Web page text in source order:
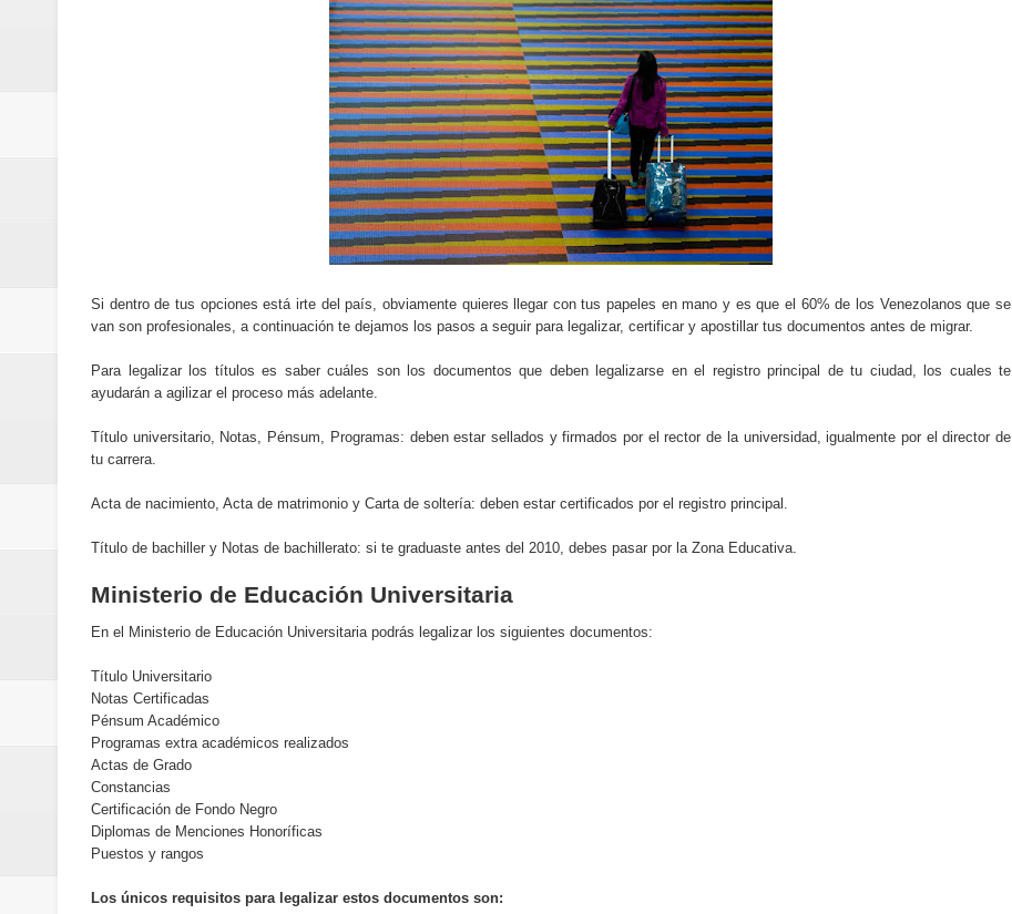
Cómo la tecnología está cambiando el consumo de noticias en internet
Aplicaciones para gestionar gastos personales: cómo funcionan y qué ofrecen
Guía completa para entender la inteligencia artificial sin ser experto
La noticia tecnológica más relevante de la semana explicada sin tecnicismos
Cómo ha cambiado la forma de informarse en internet y qué viene después
Cómo una polémica en redes sociales se convierte en tendencia global
Cómo funcionan los algoritmos de recomendación musical en plataformas digitales
Tendencias tecnológicas que marcarán el próximo mes y por qué importan
Cómo la tecnología está cambiando el consumo de noticias en internet
Automatización y trabajo: cómo la tecnología está transformando el empleo
Aplicaciones de salud: qué datos recopilan y cómo los utilizan
Si dentro de tus opciones está irte del país, obviamente quieres llegar con tus papeles en mano y es que el 60% de los Venezolanos que se
van son profesionales, a continuación te dejamos los pasos a seguir para legalizar, certificar y apostillar tus documentos antes de migrar.
Para legalizar los títulos es saber cuáles son los documentos que deben legalizarse en el registro principal de tu ciudad, los cuales te
ayudarán a agilizar el proceso más adelante.
Título universitario, Notas, Pénsum, Programas: deben estar sellados y firmados por el rector de la universidad, igualmente por el director de
tu carrera.
Acta de nacimiento, Acta de matrimonio y Carta de soltería: deben estar certificados por el registro principal.
Título de bachiller y Notas de bachillerato: si te graduaste antes del 2010, debes pasar por la Zona Educativa.
Ministerio de Educación Universitaria
En el Ministerio de Educación Universitaria podrás legalizar los siguientes documentos:
Título Universitario
Notas Certificadas
Pénsum Académico
Programas extra académicos realizados
Actas de Grado
Constancias
Certificación de Fondo Negro
Diplomas de Menciones Honoríficas
Puestos y rangos
Los únicos requisitos para legalizar estos documentos son: